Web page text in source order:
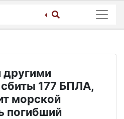
177 БПЛА,
морской
погибший